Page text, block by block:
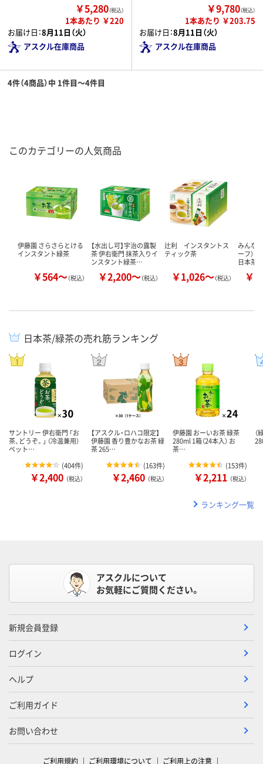
￥5,280（税込）
1本あたり ￥220
お届け日：8月11日（火）
アスクル在庫商品
￥9,780（税込）
1本あたり ￥203.75
お届け日：8月11日（火）
アスクル在庫商品
4件（4商品）中 1件目～4件目
このカテゴリーの人気商品
伊藤園 さらさらとける
インスタント緑茶
￥564～（税込）
【水出し可】宇治の露製
茶 伊右衛門 抹茶入りイ
ンスタント緑茶…
￥2,200～（税込）
辻利 インスタントス
ティック茶
￥1,026～（税込）
みんな
ーフ）
日本
￥
日本茶/緑茶の売れ筋ランキング
サントリー 伊右衛門 「お
茶、どうぞ。」 （冷温兼用）
ペット…
(404件)
￥2,400 （税込）
【アスクル・ロハコ限定】
伊藤園 香り豊かなお茶 緑
茶 265…
(163件)
￥2,460 （税込）
伊藤園 おーいお茶 緑茶
280ml 1箱（24本入） お
茶…
(153件)
￥2,211 （税込）
（
ランキング一覧
アスクルについて
お気軽にご質問ください。
新規会員登録
ログイン
ヘルプ
ご利用ガイド
お問い合わせ
ご利用規約 ご利用環境について ご利用上の注意